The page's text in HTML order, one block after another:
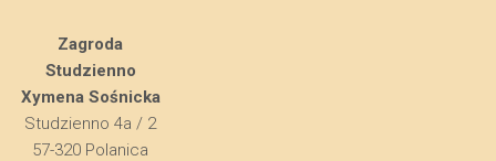
Zagroda
Studzienno
Xymena Sośnicka
Studzienno 4a / 2
57-320 Polanica